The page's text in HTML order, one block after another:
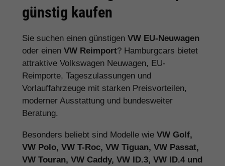
günstig kaufen
Sie suchen einen günstigen VW EU-Neuwagen
oder einen VW Reimport? Hamburgcars bietet
attraktive Volkswagen Neuwagen, EU-
Reimporte, Tageszulassungen und
Vorlauffahrzeuge mit starken Preisvorteilen,
moderner Ausstattung und bundesweiter
Beratung.
Besonders beliebt sind Modelle wie VW Golf,
VW Polo, VW T-Roc, VW Tiguan, VW Passat,
VW Touran, VW Caddy, VW ID.3, VW ID.4 und